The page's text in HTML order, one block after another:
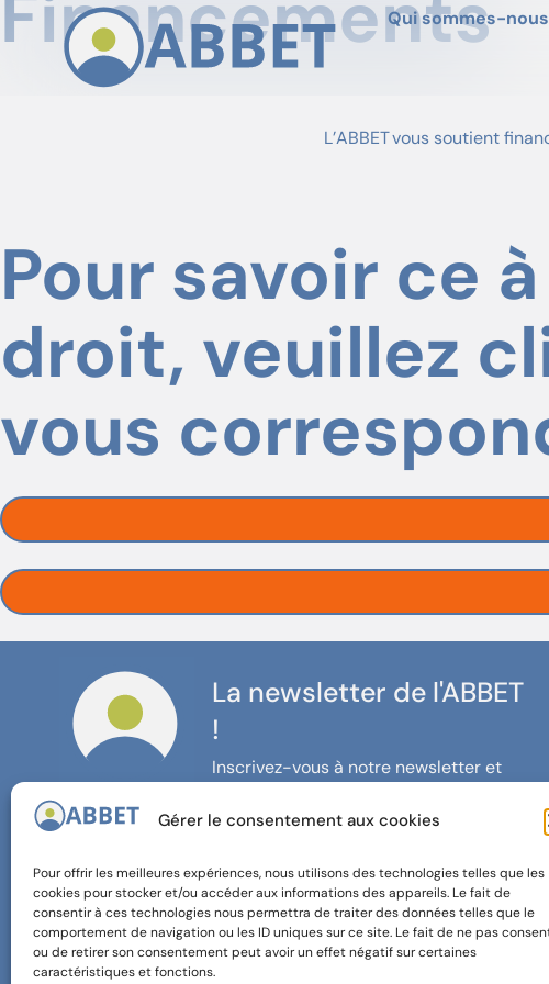
Gérer le consentement aux cookies
Pour offrir les meilleures expériences, nous utilisons des technologies telles que les
cookies pour stocker et/ou accéder aux informations des appareils. Le fait de
consentir à ces technologies nous permettra de traiter des données telles que le
comportement de navigation ou les ID uniques sur ce site. Le fait de ne pas
ou de retirer son consentement peut avoir un effet négatif sur certaines
caractéristiques et fonctions.
Qui sommes-
L’ABBET vous soutient
Pour savoir ce
droit, veuillez
vous
La newsletter de l'ABBET
!
Inscrivez-vous à notre newsletter et